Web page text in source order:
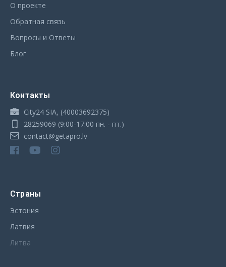
О проекте
Обратная связь
Вопросы и Ответы
Блог
Контакты
City24 SIA, (40003692375)
28259069 (9:00-17:00 пн. - пт.)
contact@getapro.lv
Страны
Эстония
Латвия
Литва